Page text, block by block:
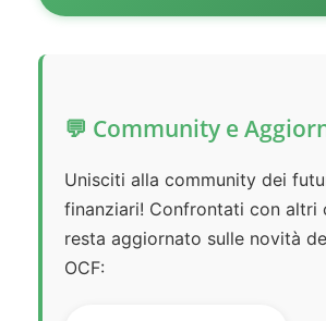
💬 Community e
Unisciti alla community dei
finanziari! Confrontati con altri
resta aggiornato sulle novità
OCF: